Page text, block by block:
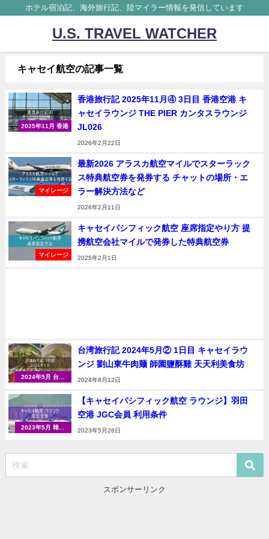
ホテル宿泊記、海外旅行記、陸マイラー情報を発信しています
U.S. TRAVEL WATCHER
キャセイ航空の記事一覧
2025年11月 香港
香港旅行記 2025年11月④ 3日目 香港空港 キ
ャセイラウンジ THE PIER カンタスラウンジ
JL026
2026年2月22日
マイレージ
最新2026 アラスカ航空マイルでスターラック
ス特典航空券を発券する チャットの場所・エ
ラー解決方法など
2026年2月11日
マイレージ
キャセイパシフィック航空 座席指定やり方 提
携航空会社マイルで発券した特典航空券
2025年2月1日
2024年5月 台湾
台湾旅行記 2024年5月② 1日目 キャセイラウ
ンジ 劉山東牛肉麺 師園鹽酥雞 天天利美食坊
2024年8月12日
2023年5月 韓国
【キャセイパシフィック航空 ラウンジ】羽田
空港 JGC会員 利用条件
2023年5月28日
スポンサーリンク